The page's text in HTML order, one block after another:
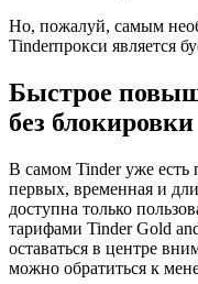
Но, пожалуй, самым
Tinderпрокси является
Быстрое
без блокировки
В самом Tinder уже есть
первых, временная и
доступна только
тарифами Tinder Gold
оставаться в центре
можно обратиться к